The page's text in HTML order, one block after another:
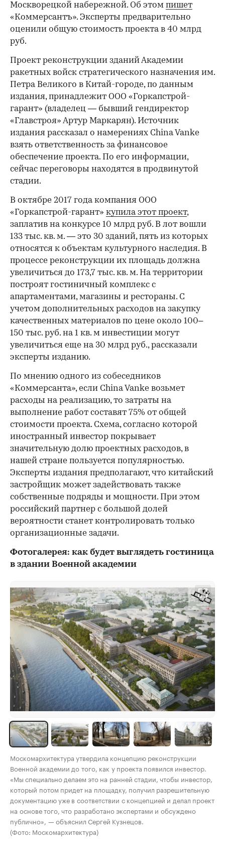
Москворецкой набережной. Об этом пишет
«Коммерсантъ». Эксперты предварительно
оценили общую стоимость проекта в 40 млрд
руб.
Проект реконструкции зданий Академии
ракетных войск стратегического назначения им.
Петра Великого в Китай-городе, по данным
издания, принадлежит ООО «Горкапстрой-
гарант» (владелец — бывший гендиректор
«Главстроя» Артур Маркарян). Источник
издания рассказал о намерениях China Vanke
взять ответственность за финансовое
обеспечение проекта. По его информации,
сейчас переговоры находятся в продвинутой
стадии.
В октябре 2017 года компания ООО
«Горкапстрой-гарант» купила этот проект,
заплатив на конкурсе 10 млрд руб. В лот вошли
133 тыс. кв. м. — это 30 зданий, пять из которых
относятся к объектам культурного наследия. В
процессе реконструкции их площадь должна
увеличиться до 173,7 тыс. кв. м. На территории
построят гостиничный комплекс с
апартаментами, магазины и рестораны. С
учетом дополнительных расходов на закупку
качественных материалов по цене около 100–
150 тыс. руб. на 1 кв. м инвестиции могут
увеличиться еще на 30 млрд руб., рассказали
эксперты изданию.
По мнению одного из собеседников
«Коммерсанта», если China Vanke возьмет
расходы на реализацию, то затраты на
выполнение работ составят 75% от общей
стоимости проекта. Схема, согласно которой
иностранный инвестор покрывает
значительную долю проектных расходов, в
нашей стране пользуется популярностью.
Эксперты издания предполагают, что китайский
застройщик может задействовать также
собственные подряды и мощности. При этом
российский партнер с большой долей
вероятности станет контролировать только
организационные задачи.
Фотогалерея: как будет выглядеть гостиница
в здании Военной академии
Москомархитектура утвердила концепцию реконструкции
Военной академии до того, как у проекта появился инвестор.
«Мы специально делаем это на ранней стадии, чтобы инвестор,
который потом придет на площадку, получил разрешительную
документацию уже в соответствии с концепцией и делал проект
на основе того, что разработано экспертами и обсуждено
публично», — объяснил Сергей Кузнецов.
(Фото: Москомархитектура)